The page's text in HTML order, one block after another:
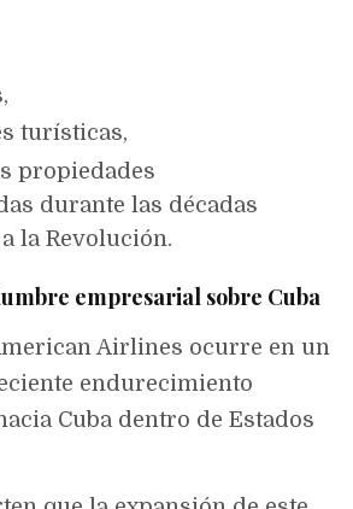
turísticas,
propiedades
durante las décadas
la Revolución.
empresarial sobre Cuba
Airlines ocurre en un
endurecimiento
Cuba dentro de Estados